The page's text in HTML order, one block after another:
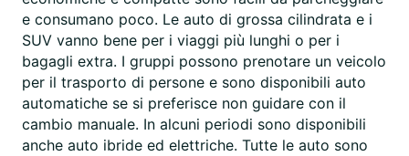
e consumano poco. Le auto di grossa cilindrata e i
SUV vanno bene per i viaggi più lunghi o per i
bagagli extra. I gruppi possono prenotare un veicolo
per il trasporto di persone e sono disponibili auto
automatiche se si preferisce non guidare con il
cambio manuale. In alcuni periodi sono disponibili
anche auto ibride ed elettriche. Tutte le auto sono